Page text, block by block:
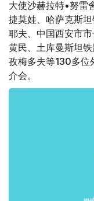
大使沙赫拉特•努雷
捷莫娃、哈萨克斯
耶夫、中国西安市
黄民、土库曼斯坦
孜梅多夫等130多位
介会。